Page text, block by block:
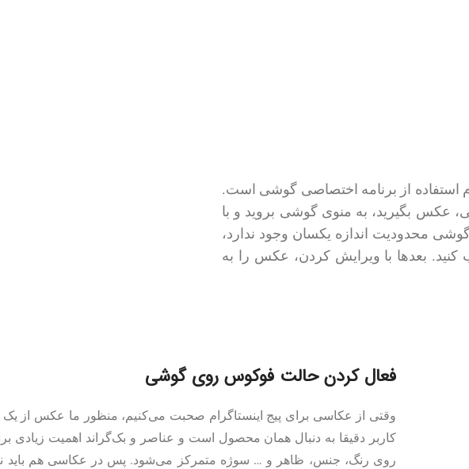
استفاده از برنامه اختصاصی گوشی است.
عکس بگیرید، به منوی گوشی بروید و با
محدودیت اندازه یکسان وجود ندارد،
کنید. بعدها با ویرایش کردن، عکس را به
فعال کردن حالت فوکوس روی گوشی
وقتی از عکاسی برای پیج اینستاگرام صحبت می‌کنیم، منظور ما عکس از
کاربر دقیقا به دنبال همان محصول است و عناصر و بک‌گراند اهمیت زیادی
روی رنگ، جنس، ظاهر و … سوژه متمرکز می‌شود. پس در عکاسی هم باید